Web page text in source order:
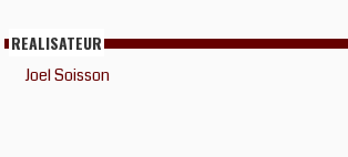
REALISATEUR
Joel Soisson